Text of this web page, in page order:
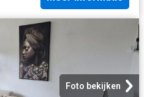
Foto bekijken